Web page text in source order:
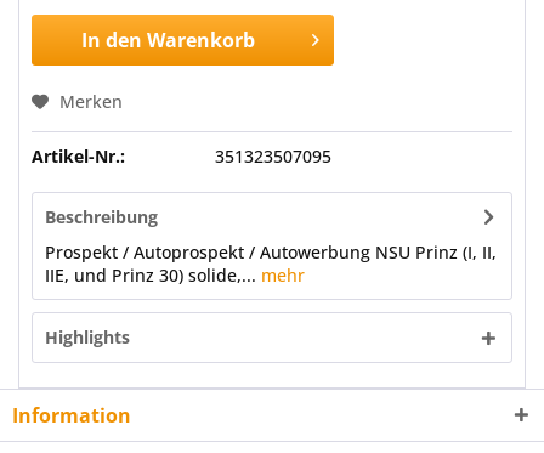
In den Warenkorb
Merken
Artikel-Nr.: 351323507095
Beschreibung
Prospekt / Autoprospekt / Autowerbung NSU Prinz (I, II,
IIE, und Prinz 30) solide,... mehr
Highlights
Information